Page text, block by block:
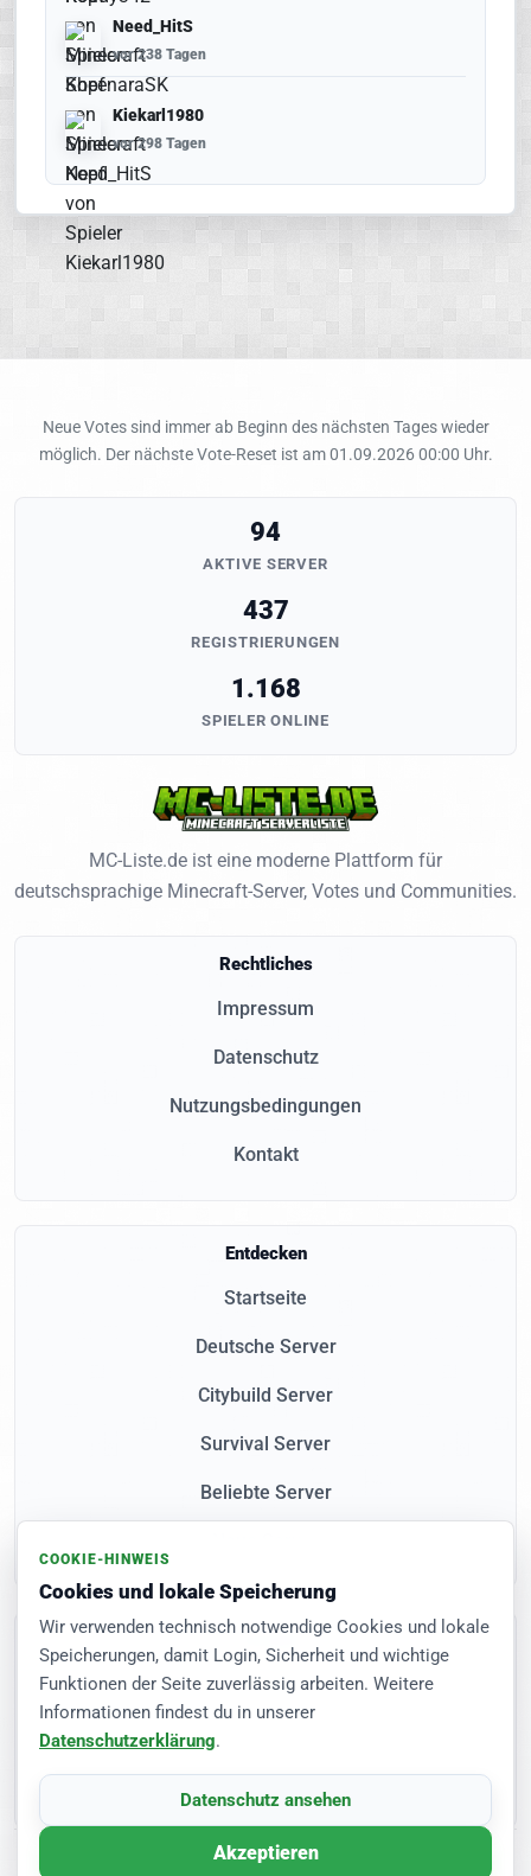
Need_HitS
vor 238 Tagen
Kiekarl1980
vor 298 Tagen
Neue Votes sind immer ab Beginn des nächsten Tages wieder
möglich. Der nächste Vote-Reset ist am 01.09.2026 00:00 Uhr.
94
AKTIVE SERVER
437
REGISTRIERUNGEN
1.168
SPIELER ONLINE
MC-Liste.de ist eine moderne Plattform für
deutschsprachige Minecraft-Server, Votes und Communities.
Rechtliches
Impressum
Datenschutz
Nutzungsbedingungen
Kontakt
Entdecken
Startseite
Deutsche Server
Citybuild Server
Survival Server
Beliebte Server
Community
FAQ
Registrierung
Server eintragen
© 2026 MC-Liste.de. Alle Rechte vorbehalten.
COOKIE-HINWEIS
Cookies und lokale Speicherung
Wir verwenden technisch notwendige Cookies und lokale
Speicherungen, damit Login, Sicherheit und wichtige
Funktionen der Seite zuverlässig arbeiten. Weitere
Informationen findest du in unserer
Datenschutzerklärung.
Datenschutz ansehen
Akzeptieren